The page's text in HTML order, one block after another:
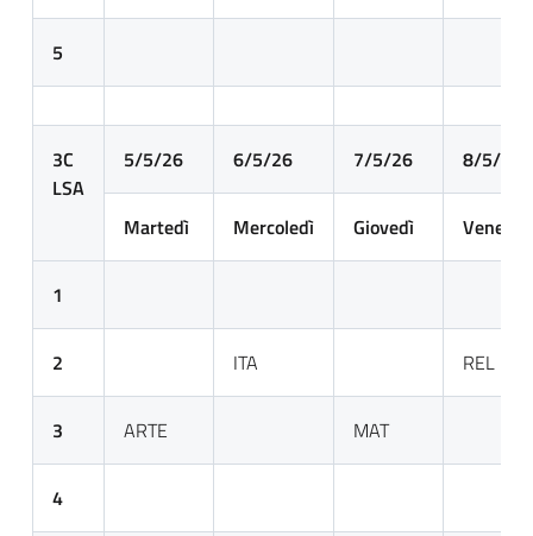
5
3C
LSA
5/5/26 6/5/26 7/5/26 8/5/26
Martedì Mercoledì Giovedì Venerdì
1
2 ITA REL
3 ARTE MAT
4